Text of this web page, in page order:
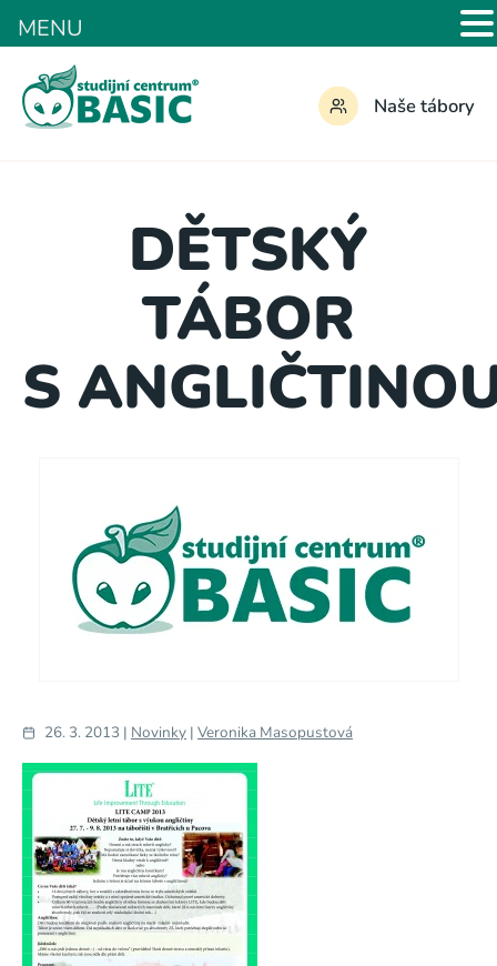
Naše tábory
DĚTSKÝ
TÁBOR
S
26. 3. 2013 | Novinky | Veronika Masopustová
MENU